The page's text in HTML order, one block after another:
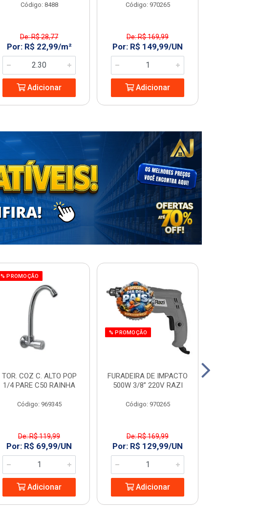
Código: 8488
De: R$ 28,77
Por: R$ 22,99/m²
Adicionar
Código: 970265
De: R$ 169,99
Por: R$ 149,99/UN
Adicionar
% PROMOÇÃO
TOR. COZ C. ALTO POP
1/4 PARE C50 RAINHA
Código: 969345
De: R$ 119,99
Por: R$ 69,99/UN
Adicionar
% PROMOÇÃO
FURADEIRA DE IMPACTO
500W 3/8” 220V RAZI
Código: 970265
De: R$ 169,99
Por: R$ 129,99/UN
Adicionar